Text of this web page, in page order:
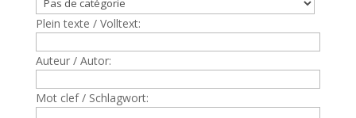
Plein texte / Volltext:
Auteur / Autor:
Mot clef / Schlagwort: